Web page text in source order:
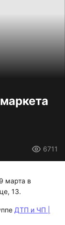
6711
марта в
13.
ДТП и ЧП |